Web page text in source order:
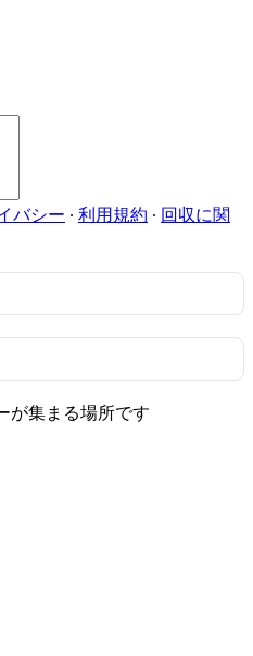
バシー ∙ 利用規約 ∙ 回収に関
が集まる場所です